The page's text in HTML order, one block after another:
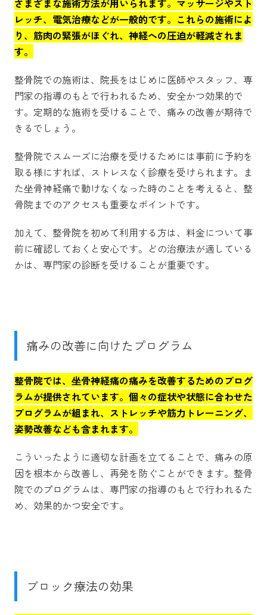
レッチ、電気治療などが一般的です。これらの施術によ
り、筋肉の緊張がほぐれ、神経への圧迫が軽減されま
す。
整骨院での施術は、院長をはじめに医師やスタッフ、専
門家の指導のもとで行われるため、安全かつ効果的で
す。定期的な施術を受けることで、痛みの改善が期待で
きるでしょう。
整骨院でスムーズに治療を受けるためには事前に予約を
取る様にすれば、ストレスなく診療を受けられます。ま
た坐骨神経痛で動けなくなった時のことを考えると、整
骨院までのアクセスも重要なポイントです。
加えて、整骨院を初めて利用する方は、料金について事
前に確認しておくと安心です。どの治療法が適している
かは、専門家の診断を受けることが重要です。
痛みの改善に向けたプログラム
整骨院では、坐骨神経痛の痛みを改善するためのプログ
ラムが提供されています。個々の症状や状態に合わせた
プログラムが組まれ、ストレッチや筋力トレーニング、
姿勢改善なども含まれます。
こういったように適切な計画を立てることで、痛みの原
因を根本から改善し、再発を防ぐことができます。整骨
院でのプログラムは、専門家の指導のもとで行われるた
め、効果的かつ安全です。
ブロック療法の効果